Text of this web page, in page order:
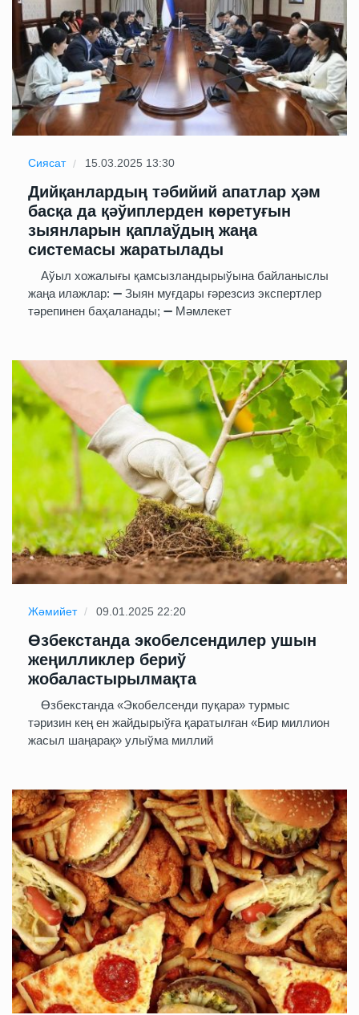
Сиясат 15.03.2025 13:30
Дийқанлардың тәбийий апатлар ҳәм
басқа да қәўиплерден көретуғын
зыянларын қаплаўдың жаңа
системасы жаратылады
Аўыл хожалығы қамсызландырыўына байланыслы
жаңа илажлар: ➖ Зыян муғдары ғәрезсиз экспертлер
тәрепинен баҳаланады; ➖ Мәмлекет
Жәмийет 09.01.2025 22:20
Өзбекстанда экобелсендилер ушын
жеңилликлер бериў
жобаластырылмақта
Өзбекстанда «Экобелсенди пуқара» турмыс
тәризин кең ен жайдырыўға қаратылған «Бир миллион
жасыл шаңарақ» улыўма миллий